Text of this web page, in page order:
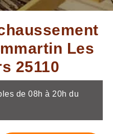
Les
25110
de 08h à 20h du